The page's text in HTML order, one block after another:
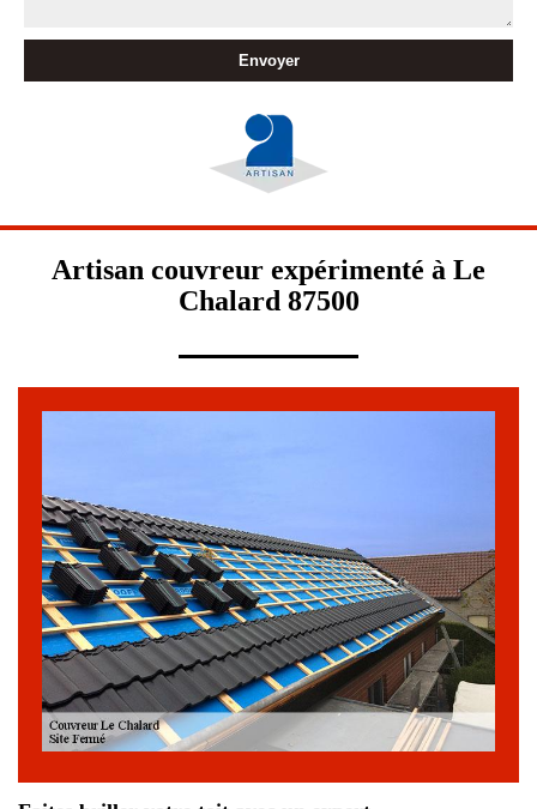
Artisan couvreur expérimenté à Le
Chalard 87500